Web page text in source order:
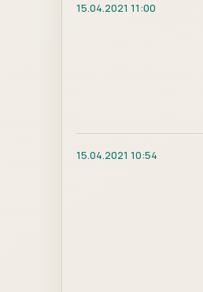
15.04.2021 11:00
15.04.2021 10:54